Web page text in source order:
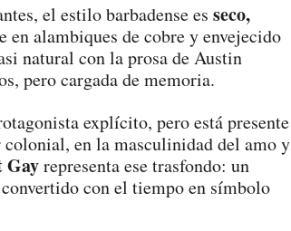
el estilo barbadense es seco,
alambiques de cobre y envejecido
natural con la prosa de Austin
pero cargada de memoria.
explícito, pero está presente
en la masculinidad del amo y
Gayrepresenta ese trasfondo: un
con el tiempo en símbolo